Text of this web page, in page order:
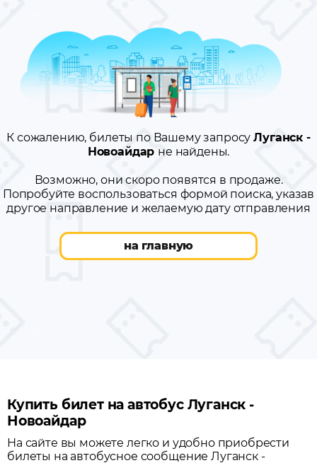
К сожалению, билеты по Вашему запросуЛуганск -
Новоайдар не найдены.
Возможно, они скоро появятся в продаже.
Попробуйте воспользоваться формой поиска, указав
другое направление и желаемую дату отправления
на главную
Купить билет на автобус Луганск -
Новоайдар
На сайте вы можете легко и удобно приобрести
билеты на автобусное сообщениеЛуганск-